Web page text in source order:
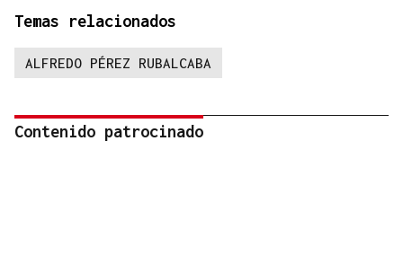
Temas relacionados
ALFREDO PÉREZ RUBALCABA
Contenido patrocinado